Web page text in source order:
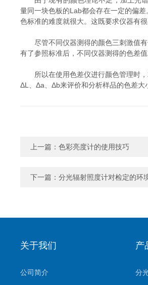
量同一块色板的Lab都会存在一定的偏
色标准的难度就很大。这既要求仪器有
尽管不同仪器测得的颜色三刺激值有
有了参照标准后，不同仪器测得的色差值
所以在使用色差仪进行颜色管理时，
ΔL、Δa、Δb来评价和分析样品的色差大
上一篇： 色彩亮度计的使用技巧
下一篇： 分光辐射照度计对检定的环
关于我们
公司简介
产
分